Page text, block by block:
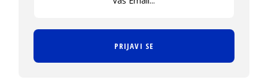
PRIJAVI SE